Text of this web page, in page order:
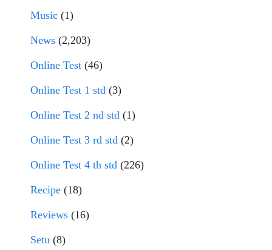
Music (1)
News (2,203)
Online Test (46)
Online Test 1 std (3)
Online Test 2 nd std (1)
Online Test 3 rd std (2)
Online Test 4 th std (226)
Recipe (18)
Reviews (16)
Setu (8)